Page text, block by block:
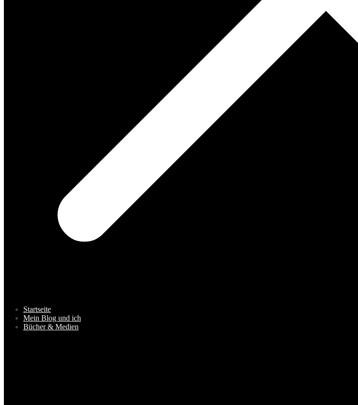
Startseite
Mein Blog und ich
Bücher & Medien